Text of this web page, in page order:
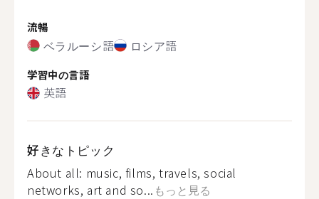
流暢
ベラルーシ語 ロシア語
学習中の言語
英語
好きなトピック
About all: music, films, travels, social
networks, art and so... もっと見る